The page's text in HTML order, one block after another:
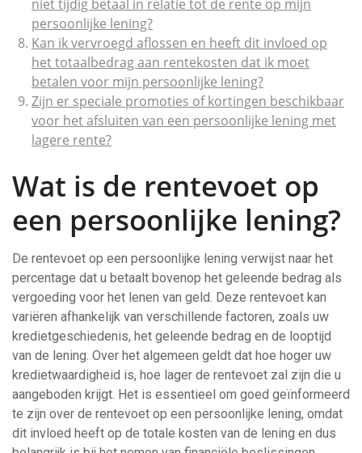
niet tijdig betaal in relatie tot de rente op mijn
persoonlijke lening?
Kan ik vervroegd aflossen en heeft dit invloed op
het totaalbedrag aan rentekosten dat ik moet
betalen voor mijn persoonlijke lening?
Zijn er speciale promoties of kortingen beschikbaar
voor het afsluiten van een persoonlijke lening met
lagere rente?
Wat is de rentevoet op
een persoonlijke lening?
De rentevoet op een persoonlijke lening verwijst naar het
percentage dat u betaalt bovenop het geleende bedrag als
vergoeding voor het lenen van geld. Deze rentevoet kan
variëren afhankelijk van verschillende factoren, zoals uw
kredietgeschiedenis, het geleende bedrag en de looptijd
van de lening. Over het algemeen geldt dat hoe hoger uw
kredietwaardigheid is, hoe lager de rentevoet zal zijn die u
aangeboden krijgt. Het is essentieel om goed geïnformeerd
te zijn over de rentevoet op een persoonlijke lening, omdat
dit invloed heeft op de totale kosten van de lening en dus